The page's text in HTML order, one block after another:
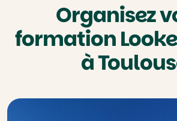
Organisez
formation
à